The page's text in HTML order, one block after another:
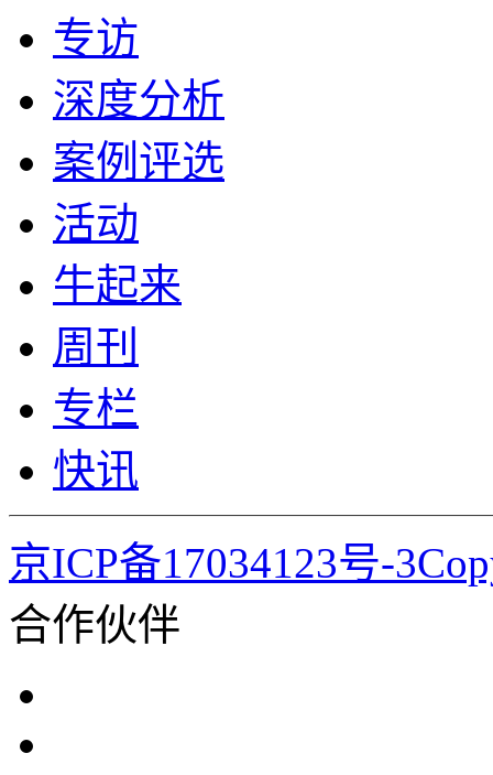
专访
深度分析
案例评选
活动
牛起来
周刊
专栏
快讯
京ICP备17034123号-
合作伙伴